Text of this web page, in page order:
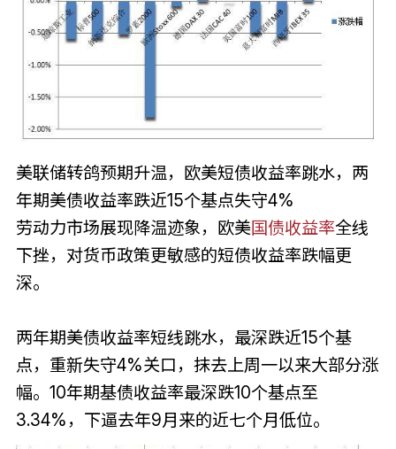
美联储转鸽预期升温，欧美短债收益率跳水，两
年期美债收益率跌近15个基点失守4%
劳动力市场展现降温迹象，欧美国债收益率全线
下挫，对货币政策更敏感的短债收益率跌幅更
深。
两年期美债收益率短线跳水，最深跌近15个基
点，重新失守4%关口，抹去上周一以来大部分涨
幅。10年期基债收益率最深跌10个基点至
3.34%，下逼去年9月来的近七个月低位。